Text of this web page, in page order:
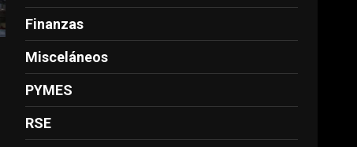
Finanzas
Misceláneos
PYMES
RSE